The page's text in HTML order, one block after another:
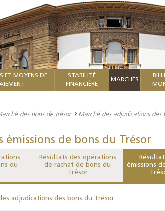
ET MOYENS DE
STABILITÉ
FINANCIÈRE
MARCHÉS
des Bons de trésor
Marché des adjudications des
émissions de bons du Trésor
du
Résultats des opérations
de rachat de bons du
Trésor
émissions
adjudications des bons du Trésor